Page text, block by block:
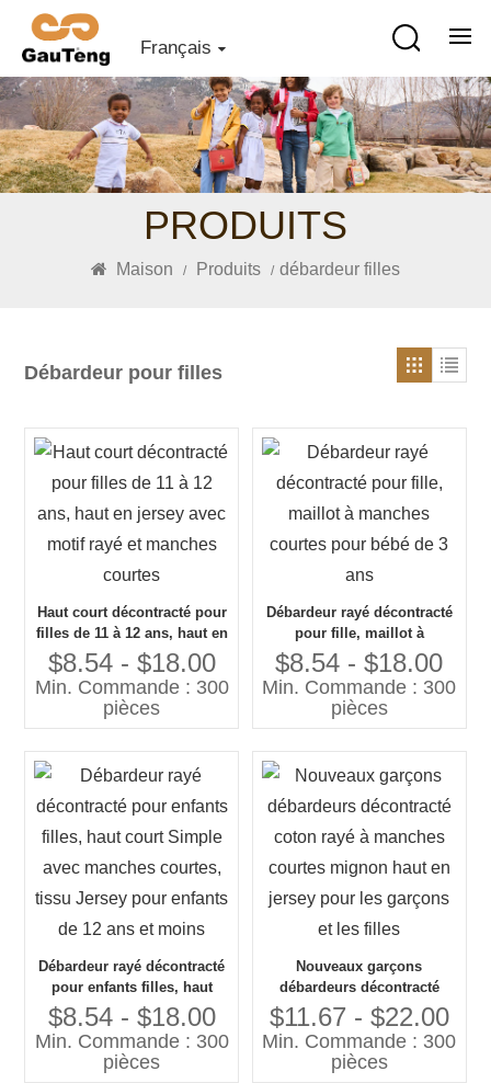
Français
PRODUITS
Maison / Produits / débardeur filles
Débardeur pour filles
Haut court décontracté pour
filles de 11 à 12 ans, haut en
jersey avec motif rayé et
manches courtes
$8.54 - $18.00
Min. Commande : 300
pièces
Débardeur rayé décontracté
pour fille, maillot à
manches courtes pour bébé
de 3 ans
$8.54 - $18.00
Min. Commande : 300
pièces
Débardeur rayé décontracté
pour enfants filles, haut
court Simple avec manches
courtes, tissu Jersey pour
enfants de 12 ans et moins
$8.54 - $18.00
Min. Commande : 300
pièces
Nouveaux garçons
débardeurs décontracté
coton rayé à manches
courtes mignon haut en
jersey pour les garçons et
les filles
$11.67 - $22.00
Min. Commande : 300
pièces